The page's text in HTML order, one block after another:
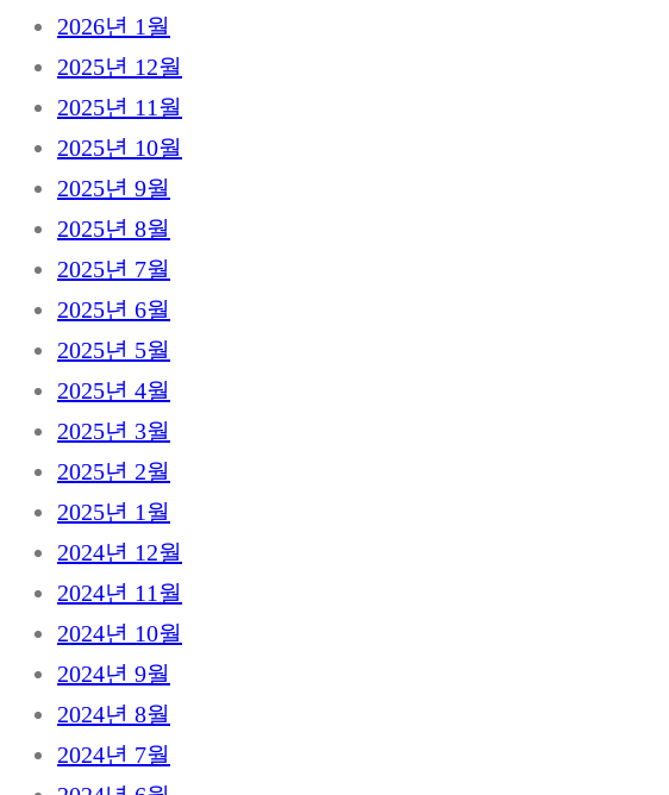
2026년 1월
2025년 12월
2025년 11월
2025년 10월
2025년 9월
2025년 8월
2025년 7월
2025년 6월
2025년 5월
2025년 4월
2025년 3월
2025년 2월
2025년 1월
2024년 12월
2024년 11월
2024년 10월
2024년 9월
2024년 8월
2024년 7월